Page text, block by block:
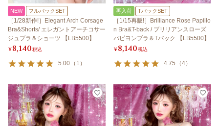
NEW フルバックSET
［1/28新作!］Elegant Arch Corsage
Bra&Shorts/ エレガントアーチコサー
ジュブラ＆ショーツ 【LB5500】
¥8,140税込
5.00 （ 1 ）
再入荷 TバックSET
［1/15再販!］Brilliance Rose Papillo
n Bra&T-back / ブリリアンスローズ
パピヨンブラ＆Tバック 【LB5500】
¥8,140税込
4.75 （4）